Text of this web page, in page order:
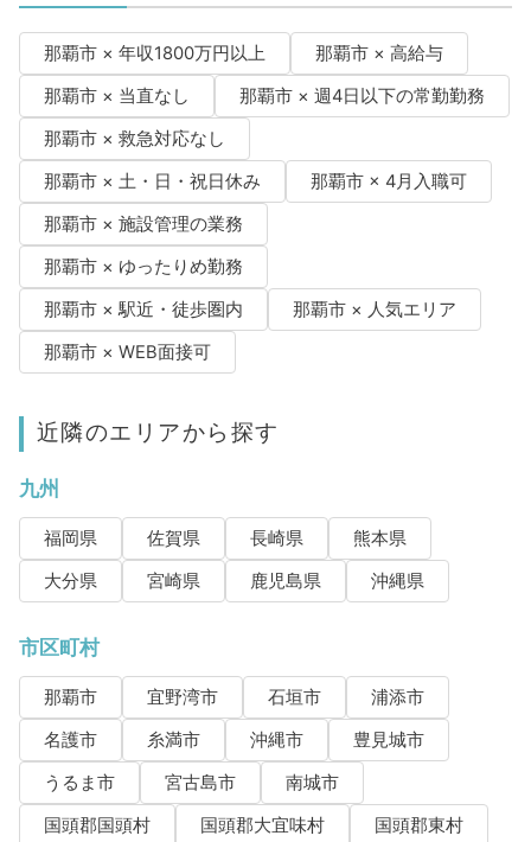
那覇市 × 年収1800万円以上
那覇市 × 高給与
那覇市 × 当直なし
那覇市 × 週4日以下の常勤勤務
那覇市 × 救急対応なし
那覇市 × 土・日・祝日休み
那覇市 × 4月入職可
那覇市 × 施設管理の業務
那覇市 × ゆったりめ勤務
那覇市 × 駅近・徒歩圏内
那覇市 × 人気エリア
那覇市 × WEB面接可
近隣のエリアから探す
九州
福岡県 佐賀県 長崎県
熊本県
大分県
宮崎県 鹿児島県 沖縄県
市区町村
那覇市 宜野湾市 石垣市
浦添市
名護市
糸満市 沖縄市
豊見城市
うるま市
宮古島市
南城市
国頭郡国頭村
国頭郡大宜味村
国頭郡東村